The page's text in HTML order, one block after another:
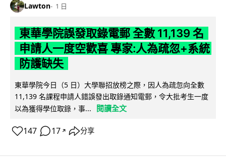
Lawton 1 日
東華學院誤發取錄電郵 全數 11,139 名
申請人一度空歡喜 專家:人為疏忽+系統
防護缺失
東華學院今日（5 日）大學聯招放榜之際，因人為疏忽向全數
11,139 名課程申請人錯誤發出取錄通知電郵，令大批考生一度
以為獲得學位取錄，事...
閱讀全文
147 17 ↗ 分享